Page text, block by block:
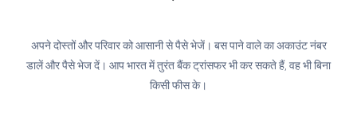
अपने दोस्तों और परिवार को आसानी से पैसे भेजें। बस पाने वाले का अकाउंट नंबर
डालें और पैसे भेज दें। आप भारत में तुरंत बैंक ट्रांसफर भी कर सकते हैं, वह भी बिना
किसी फीस के।